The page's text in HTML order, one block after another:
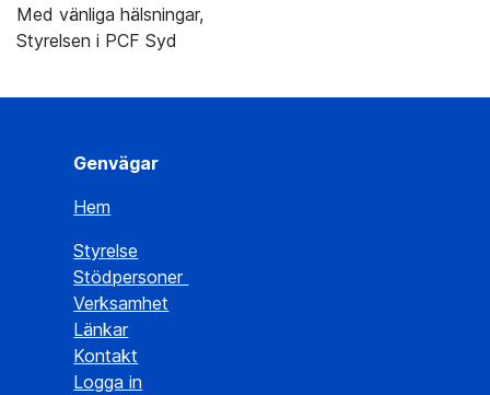
Med vänliga hälsningar,
Styrelsen i PCF Syd
Genvägar
Hem
Styrelse
Stödpersoner
Verksamhet
Länkar
Kontakt
Logga in